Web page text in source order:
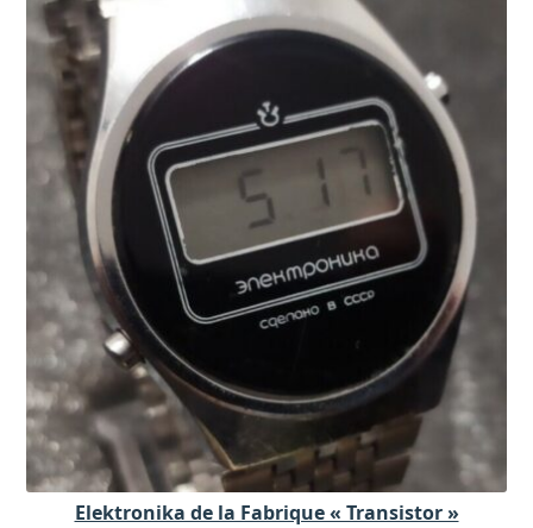
Elektronika de la Fabrique « Transistor »